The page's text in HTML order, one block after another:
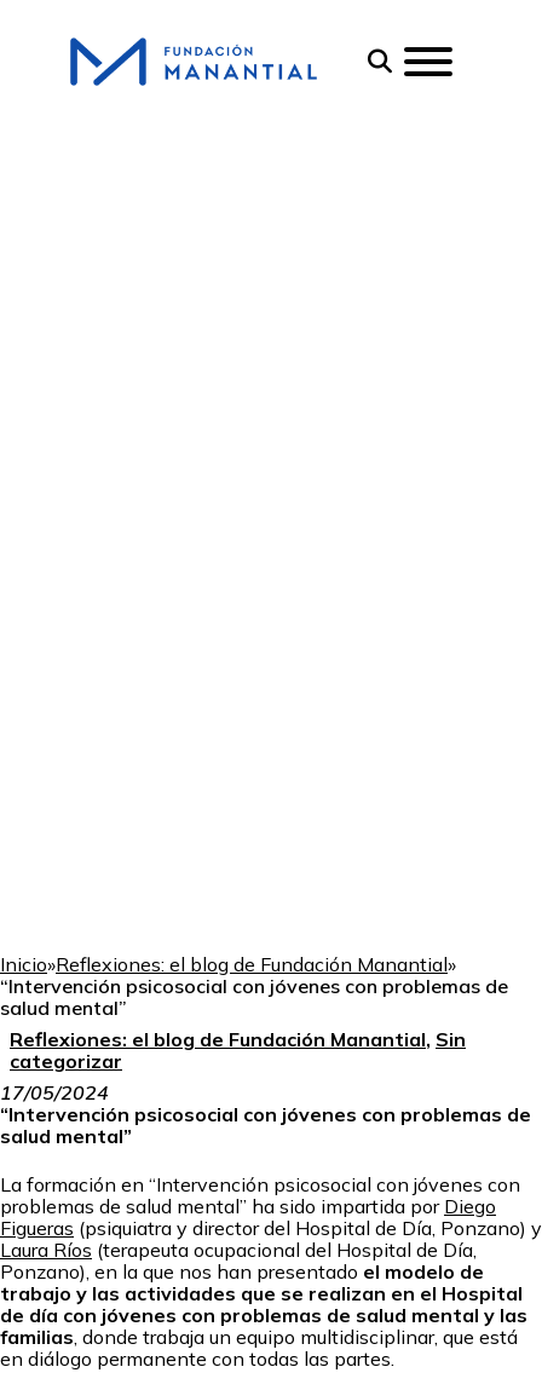
Inicio»Reflexiones: el blog de Fundación Manantial»
“Intervención psicosocial con jóvenes con problemas de
salud mental”
Reflexiones: el blog de Fundación Manantial, Sin
categorizar
17/05/2024
“Intervención psicosocial con jóvenes con problemas de
salud mental”
La formación en “Intervención psicosocial con jóvenes con
problemas de salud mental” ha sido impartida por Diego
Figueras (psiquiatra y director del Hospital de Día, Ponzano) y
Laura Ríos (terapeuta ocupacional del Hospital de Día,
Ponzano), en la que nos han presentado el modelo de
trabajo y las actividades que se realizan en el Hospital
de día con jóvenes con problemas de salud mental y las
familias, donde trabaja un equipo multidisciplinar, que está
en diálogo permanente con todas las partes.